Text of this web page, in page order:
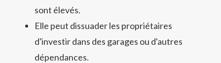
sont élevés.
Elle peut dissuader les propriétaires
d'investir dans des garages ou d'autres
dépendances.